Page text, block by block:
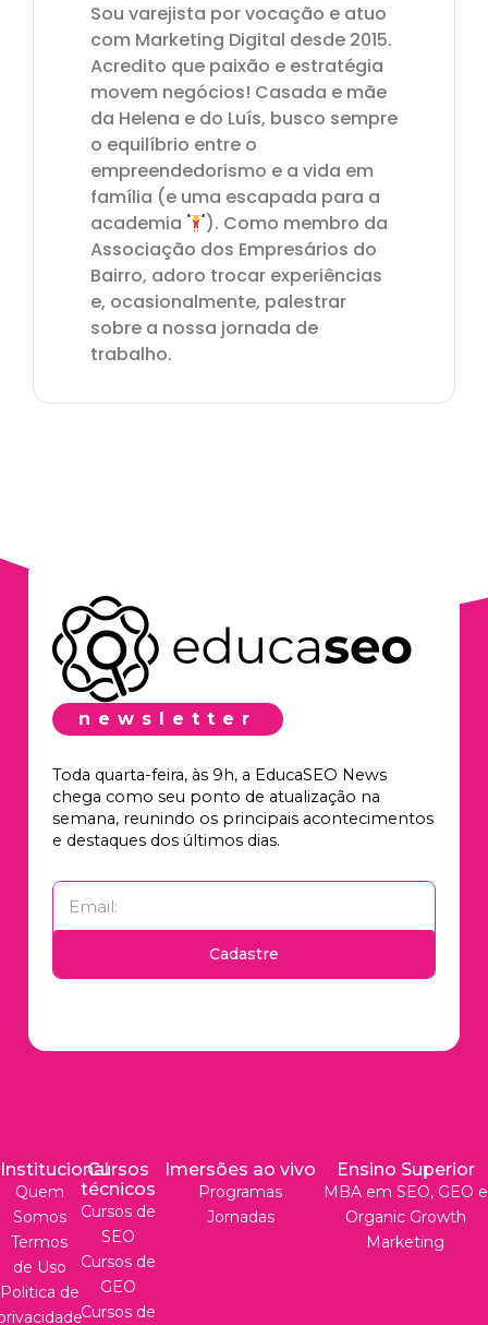
Sou varejista por vocação e atuo
com Marketing Digital desde 2015.
Acredito que paixão e estratégia
movem negócios! Casada e mãe
da Helena e do Luís, busco sempre
o equilíbrio entre o
empreendedorismo e a vida em
família (e uma escapada para a
academia
). Como membro da
Associação dos Empresários do
Bairro, adoro trocar experiências
e, ocasionalmente, palestrar
sobre a nossa jornada de
trabalho.
newsletter
Toda quarta-feira, às 9h, a EducaSEO News
chega como seu ponto de atualização na
semana, reunindo os principais acontecimentos
e destaques dos últimos dias.
Cadastre
Institucional
Quem
Somos
Termos
de Uso
Politica de
Cursos
técnicos
Cursos de
SEO
Cursos de
GEO
Cursos de
Imersões ao vivo
Programas
Jornadas
Ensino Superior
MBA em SEO, GEO e
Organic Growth
Marketing